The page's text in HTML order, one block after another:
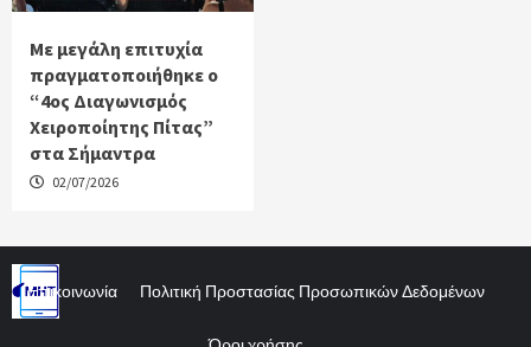
Με μεγάλη επιτυχία
πραγματοποιήθηκε ο
“4ος Διαγωνισμός
Χειροποίητης Πίτας”
στα Σήμαντρα
02/07/2026
Επικοινωνία Πολιτική Προστασίας Προσωπικών Δεδομένων